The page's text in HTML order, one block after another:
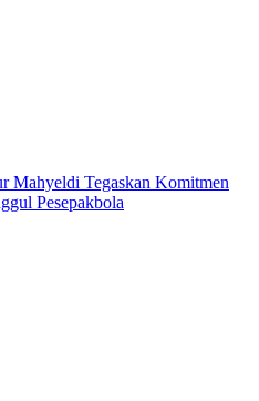
Mahyeldi Tegaskan Komitmen
Pesepakbola